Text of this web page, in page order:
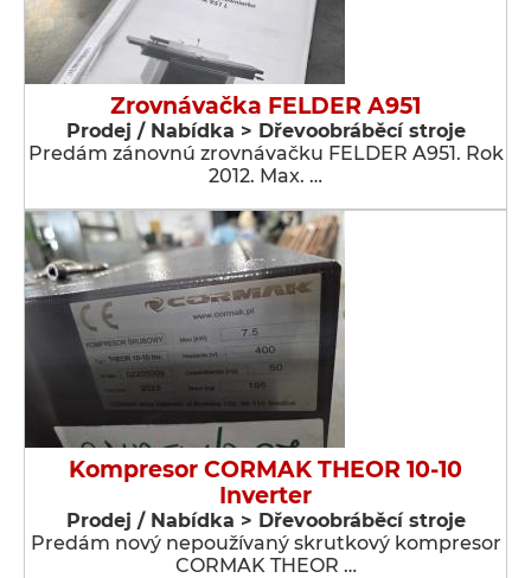
Zrovnávačka FELDER A951
Prodej / Nabídka > Dřevoobráběcí stroje
Predám zánovnú zrovnávačku FELDER A951. Rok
2012. Max. …
Kompresor CORMAK THEOR 10-10
Inverter
Prodej / Nabídka > Dřevoobráběcí stroje
Predám nový nepoužívaný skrutkový kompresor
CORMAK THEOR …